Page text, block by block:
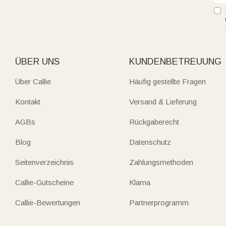
ÜBER UNS
Über Callie
Kontakt
AGBs
Blog
Seitenverzeichnis
Callie-Gutscheine
Callie-Bewertungen
KUNDENBETREUUNG
Häufig gestellte Fragen
Versand & Lieferung
Rückgaberecht
Datenschutz
Zahlungsmethoden
Klarna
Partnerprogramm